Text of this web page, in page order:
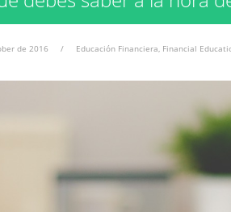
de 2016 / Educación Financiera, Financial